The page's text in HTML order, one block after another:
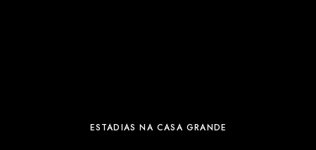
ESTADIAS NA CASA GRANDE